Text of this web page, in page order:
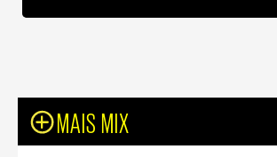
MAIS MIX